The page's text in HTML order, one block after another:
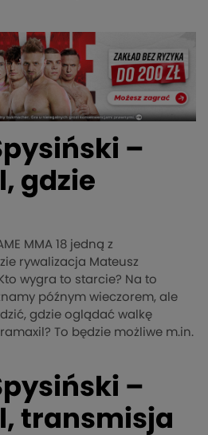
–
gdzie
MMA 18 jedną z
rywalizacja Mateusz
wygra to starcie? Na to
późnym wieczorem, ale
gdzie oglądać walkę
To będzie możliwe m.in.
–
transmisja